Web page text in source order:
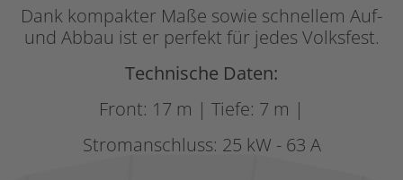
Dank kompakter Maße sowie schnellem Auf-
und Abbau ist er perfekt für jedes Volksfest.
Technische Daten:
Front: 17 m | Tiefe: 7 m |
Stromanschluss: 25 kW - 63 A